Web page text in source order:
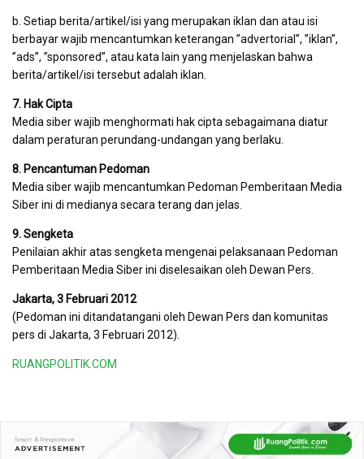
b. Setiap berita/artikel/isi yang merupakan iklan dan atau isi
berbayar wajib mencantumkan keterangan ”advertorial”, ”iklan”,
”ads”, ”sponsored”, atau kata lain yang menjelaskan bahwa
berita/artikel/isi tersebut adalah iklan.
7. Hak Cipta
Media siber wajib menghormati hak cipta sebagaimana diatur
dalam peraturan perundang-undangan yang berlaku.
8. Pencantuman Pedoman
Media siber wajib mencantumkan Pedoman Pemberitaan Media
Siber ini di medianya secara terang dan jelas.
9. Sengketa
Penilaian akhir atas sengketa mengenai pelaksanaan Pedoman
Pemberitaan Media Siber ini diselesaikan oleh Dewan Pers.
Jakarta, 3 Februari 2012
(Pedoman ini ditandatangani oleh Dewan Pers dan komunitas
pers di Jakarta, 3 Februari 2012).
RUANGPOLITIK.COM